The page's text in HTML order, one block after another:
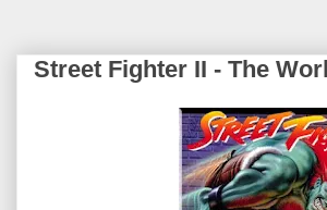
Street Fighter II - The